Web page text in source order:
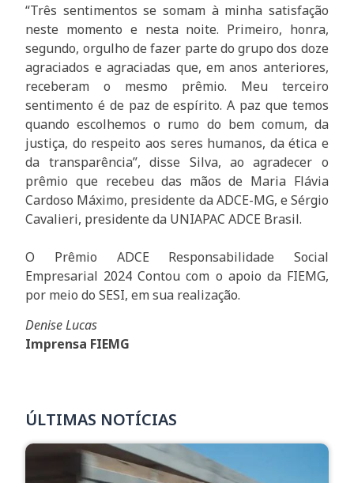
“Três sentimentos se somam à minha satisfação
neste momento e nesta noite. Primeiro, honra,
segundo, orgulho de fazer parte do grupo dos doze
agraciados e agraciadas que, em anos anteriores,
receberam o mesmo prêmio. Meu terceiro
sentimento é de paz de espírito. A paz que temos
quando escolhemos o rumo do bem comum, da
justiça, do respeito aos seres humanos, da ética e
da transparência”, disse Silva, ao agradecer o
prêmio que recebeu das mãos de Maria Flávia
Cardoso Máximo, presidente da ADCE-MG, e Sérgio
Cavalieri, presidente da UNIAPAC ADCE Brasil.
O Prêmio ADCE Responsabilidade Social
Empresarial 2024 Contou com o apoio da FIEMG,
por meio do SESI, em sua realização.
Denise Lucas
Imprensa FIEMG
ÚLTIMAS NOTÍCIAS